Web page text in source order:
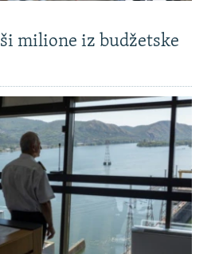
milione iz budžetske